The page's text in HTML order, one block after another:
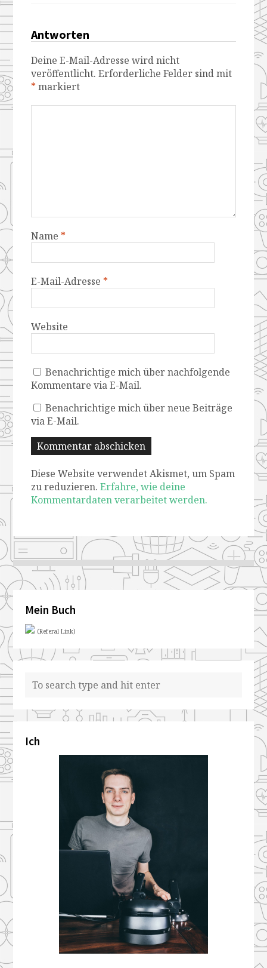
Antworten
Deine E-Mail-Adresse wird nicht
veröffentlicht. Erforderliche Felder sind mit
* markiert
Name *
E-Mail-Adresse *
Website
Benachrichtige mich über nachfolgende
Kommentare via E-Mail.
Benachrichtige mich über neue Beiträge
via E-Mail.
Diese Website verwendet Akismet, um Spam
zu reduzieren.Erfahre, wie deine
Kommentardaten verarbeitet werden.
Mein Buch
(Referal Link)
Ich